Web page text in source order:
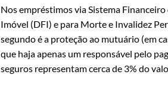
Nos empréstimos via Sistema
Imóvel (DFI) e para Morte e Invalidez
segundo é a proteção ao mutuário (em
que haja apenas um responsável pelo
seguros representam cerca de 3% do